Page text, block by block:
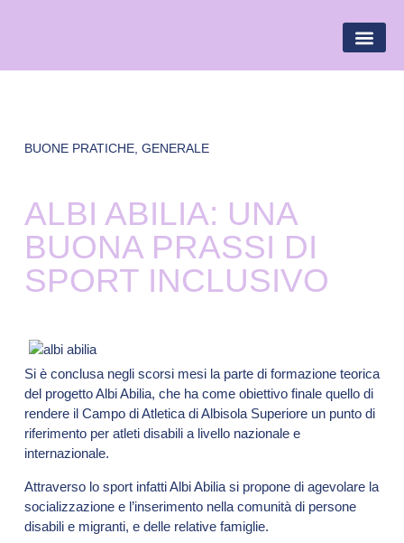
BUONE PRATICHE, GENERALE
ALBI ABILIA: UNA
BUONA PRASSI DI
SPORT INCLUSIVO
Si è conclusa negli scorsi mesi la parte di formazione teorica
del progetto Albi Abilia, che ha come obiettivo finale quello di
rendere il Campo di Atletica di Albisola Superiore un punto di
riferimento per atleti disabili a livello nazionale e
internazionale.
Attraverso lo sport infatti Albi Abilia si propone di agevolare la
socializzazione e l’inserimento nella comunità di persone
disabili e migranti, e delle relative famiglie.